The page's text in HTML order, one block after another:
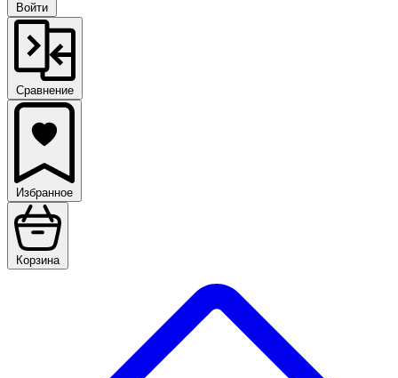
Войти
Сравнение
Избранное
Корзина